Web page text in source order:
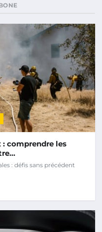
comprendre les
: défis sans précédent